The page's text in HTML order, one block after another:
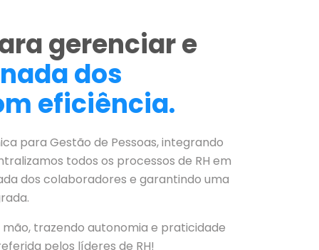
gerenciar e
dos
eficiência.
para Gestão de Pessoas, integrando
todos os processos de RH em
dos colaboradores e garantindo uma
trazendo autonomia e praticidade
pelos líderes de RH!